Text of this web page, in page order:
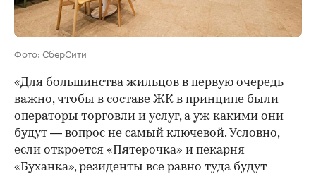
Фото: СберСити
«Для большинства жильцов в первую очередь
важно, чтобы в составе ЖК в принципе были
операторы торговли и услуг, а уж какими они
будут — вопрос не самый ключевой. Условно,
если откроется «Пятерочка» и пекарня
«Буханка», резиденты все равно туда будут